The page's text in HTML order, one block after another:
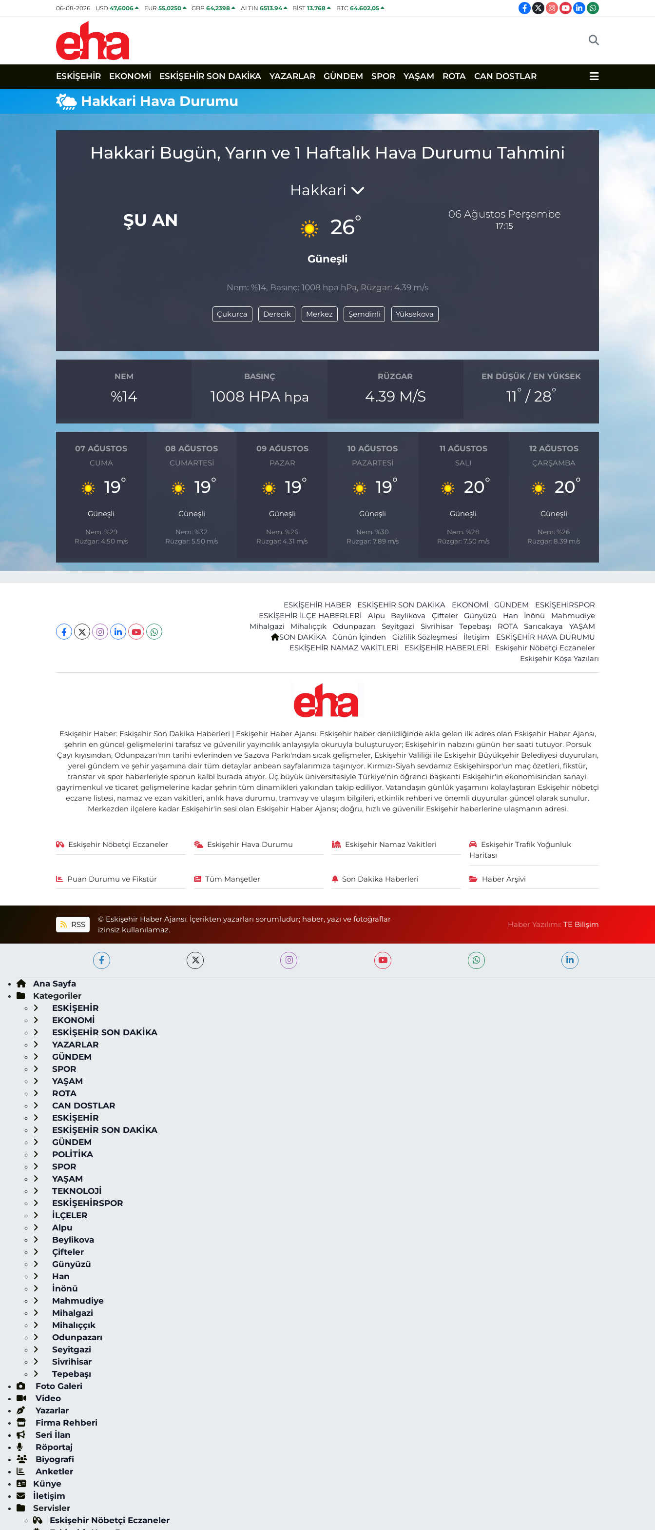
06-08-2026 USD47,6006 EUR 55,0250 GBP64,2398 ALTIN 6513.94 BİST13.768 BTC 64.602,05
ESKİŞEHİR EKONOMİ ESKİŞEHİR SON DAKİKA YAZARLAR GÜNDEM SPOR YAŞAM ROTA CAN DOSTLAR
Hakkari Hava Durumu
Hakkari Bugün, Yarın ve 1 Haftalık Hava Durumu Tahmini
ŞU AN
Hakkari
26°
Güneşli
06 Ağustos Perşembe
17:15
Nem: %14, Basınç: 1008 hpa hPa, Rüzgar: 4.39 m/s
Çukurca Derecik Merkez Şemdinli Yüksekova
NEM
%14
BASINÇ
1008 HPA hpa
RÜZGAR
4.39 M/S
EN DÜŞÜK / EN YÜKSEK
11°/ 28°
07 AĞUSTOS
CUMA
19°
Güneşli
Nem: %29
Rüzgar: 4.50 m/s
08 AĞUSTOS
CUMARTESI
19°
Güneşli
Nem: %32
Rüzgar: 5.50 m/s
09 AĞUSTOS
PAZAR
19°
Güneşli
Nem: %26
Rüzgar: 4.31 m/s
10 AĞUSTOS
PAZARTESI
19°
Güneşli
Nem: %30
Rüzgar: 7.89 m/s
11 AĞUSTOS
SALI
20°
Güneşli
Nem: %28
Rüzgar: 7.50 m/s
12 AĞUSTOS
ÇARŞAMBA
20°
Güneşli
Nem: %26
Rüzgar: 8.39 m/s
ESKİŞEHİR HABER ESKİŞEHİR SON DAKİKA EKONOMİ GÜNDEM
ESKİŞEHİRSPOR
ESKİŞEHİR İLÇE HABERLERİ
Alpu Beylikova Çifteler Günyüzü Han İnönü
Mahmudiye
Mihalgazi
Mihalıççık Odunpazarı Seyitgazi Sivrihisar Tepebaşı ROTA Sarıcakaya
YAŞAM
SON DAKİKA
Günün İçinden Gizlilik Sözleşmesi İletişim
ESKİŞEHİR HAVA DURUMU
ESKİŞEHİR NAMAZ VAKİTLERİ
ESKİŞEHİR HABERLERİ
Eskişehir Nöbetçi Eczaneler
Eskişehir Köşe Yazıları
Eskişehir Haber: Eskişehir Son Dakika Haberleri | Eskişehir Haber Ajansı: Eskişehir haber denildiğinde akla gelen ilk adres olan Eskişehir Haber Ajansı,
şehrin en güncel gelişmelerini tarafsız ve güvenilir yayıncılık anlayışıyla okuruyla buluşturuyor; Eskişehir'in nabzını günün her saati tutuyor. Porsuk
Çayı kıyısından, Odunpazarı'nın tarihi evlerinden ve Sazova Parkı'ndan sıcak gelişmeler, Eskişehir Valiliği ile Eskişehir Büyükşehir Belediyesi duyuruları,
yerel gündem ve şehir yaşamına dair tüm detaylar anbean sayfalarımıza taşınıyor. Kırmızı-Siyah sevdamız Eskişehirspor'un maç özetleri, fikstür,
transfer ve spor haberleriyle sporun kalbi burada atıyor. Üç büyük üniversitesiyle Türkiye'nin öğrenci başkenti Eskişehir'in ekonomisinden sanayi,
gayrimenkul ve ticaret gelişmelerine kadar şehrin tüm dinamikleri yakından takip ediliyor. Vatandaşın günlük yaşamını kolaylaştıran Eskişehir nöbetçi
eczane listesi, namaz ve ezan vakitleri, anlık hava durumu, tramvay ve ulaşım bilgileri, etkinlik rehberi ve önemli duyurular güncel olarak sunulur.
Merkezden ilçelere kadar Eskişehir'in sesi olan Eskişehir Haber Ajansı; doğru, hızlı ve güvenilir Eskişehir haberlerine ulaşmanın adresi.
Eskişehir Nöbetçi Eczaneler Eskişehir Hava Durumu Eskişehir Namaz Vakitleri
Eskişehir Trafik Yoğunluk
Haritası
Puan Durumu ve Fikstür Tüm Manşetler Son Dakika Haberleri Haber Arşivi
RSS
© Eskişehir Haber Ajansı. İçerikten yazarları sorumludur; haber, yazı ve fotoğraflar
izinsiz kullanılamaz.
Haber Yazılımı:TE Bilişim
Ana Sayfa
Kategoriler
ESKİŞEHİR
EKONOMİ
ESKİŞEHİR SON DAKİKA
YAZARLAR
GÜNDEM
SPOR
YAŞAM
ROTA
CAN DOSTLAR
ESKİŞEHİR
ESKİŞEHİR SON DAKİKA
GÜNDEM
POLİTİKA
SPOR
YAŞAM
TEKNOLOJİ
ESKİŞEHİRSPOR
İLÇELER
Alpu
Beylikova
Çifteler
Günyüzü
Han
İnönü
Mahmudiye
Mihalgazi
Mihalıççık
Odunpazarı
Seyitgazi
Sivrihisar
Tepebaşı
Foto Galeri
Video
Yazarlar
Firma Rehberi
Seri İlan
Röportaj
Biyografi
Anketler
Künye
İletişim
Servisler
Eskişehir Nöbetçi Eczaneler